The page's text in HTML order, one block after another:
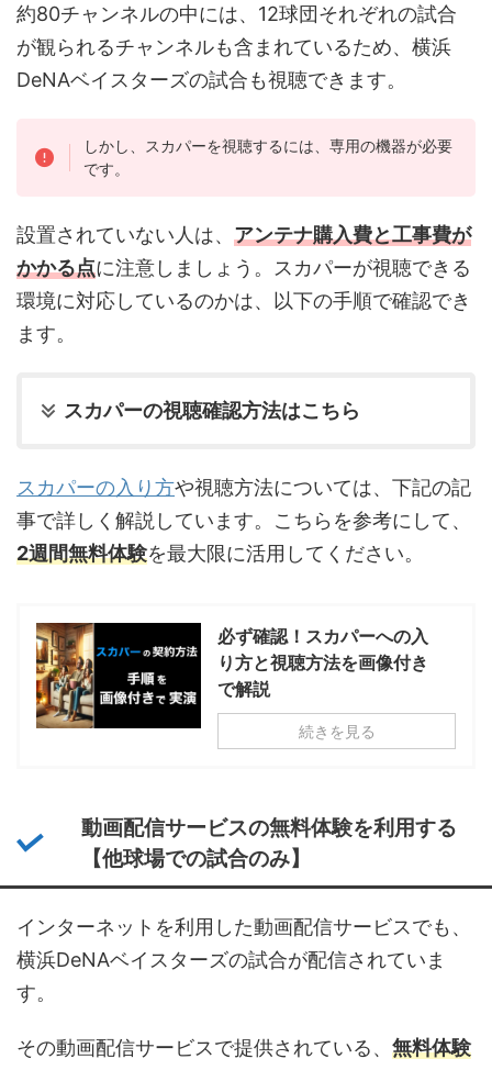
約80チャンネルの中には、12球団それぞれの試合
が観られるチャンネルも含まれているため、横浜
DeNAベイスターズの試合も視聴できます。
しかし、スカパーを視聴するには、専用の機器が必要
です。
設置されていない人は、 アンテナ購入費と工事費が
かかる点に注意しましょう。スカパーが視聴できる
環境に対応しているのかは、以下の手順で確認でき
ます。
スカパーの視聴確認方法はこちら
スカパーの入り方や視聴方法については、下記の記
事で詳しく解説しています。こちらを参考にして、
2週間無料体験を最大限に活用してください。
必ず確認！スカパーへの入
り方と視聴方法を画像付き
で解説
続きを見る
動画配信サービスの無料体験を利用する
【他球場での試合のみ】
インターネットを利用した動画配信サービスでも、
横浜DeNAベイスターズの試合が配信されていま
す。
その動画配信サービスで提供されている、 無料体験